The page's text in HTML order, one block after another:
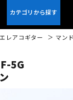
レアコギター マン
5G